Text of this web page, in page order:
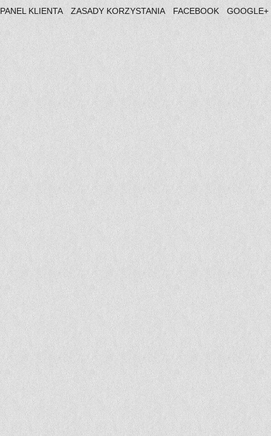
PANEL KLIENTA ZASADY KORZYSTANIA FACEBOOK GOOGLE+